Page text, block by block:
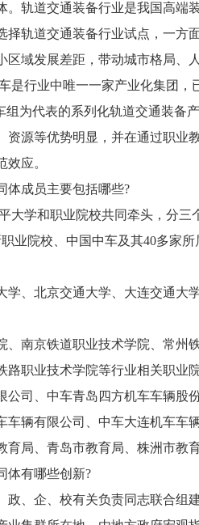
轨道交通装备行业是我国高端
择轨道交通装备行业试点，一方
区域发展差距，带动城市格局、
是行业中唯一一家产业化集团
为代表的系列化轨道交通装备
源等优势明显，并在通过职业
应。
体成员主要包括哪些?
大学和职业院校共同牵头，分
业院校、中国中车及其40多家
学、北京交通大学、大连交通大
、南京铁道职业技术学院、常州
职业技术学院等行业相关职业院
公司、中车青岛四方机车车辆股
辆有限公司、中车大连机车车
局、青岛市教育局、株洲市教
体有哪些创新?
政、企、校有关负责同志联合组